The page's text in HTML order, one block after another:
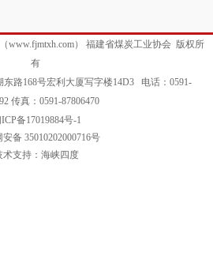
www.fjmtxh.com） 福建省煤炭工业协会 版权所
有
路168号宏利大厦写字楼14D3 电话：0591-
传真：0591-87806470
ICP备17019884号-1
安备 35010202000716号
术支持：海峡四度